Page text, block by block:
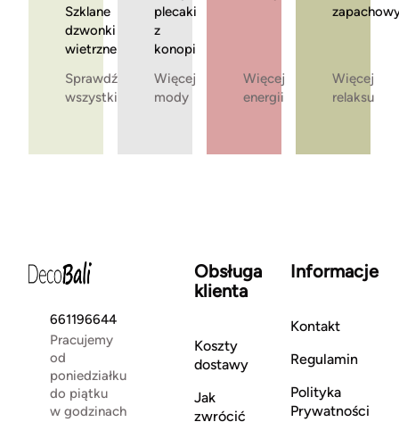
Szklane
dzwonki
wietrzne
Sprawdź
wszystkie
plecaki
z
konopi
Więcej
mody
Więcej
energii
Więcej
relaksu
661196644
Pracujemy
od
poniedziałku
do piątku
w godzinach
Obsługa
klienta
Koszty
dostawy
Jak
zwrócić
Informacje
Kontakt
Regulamin
Polityka
Prywatności